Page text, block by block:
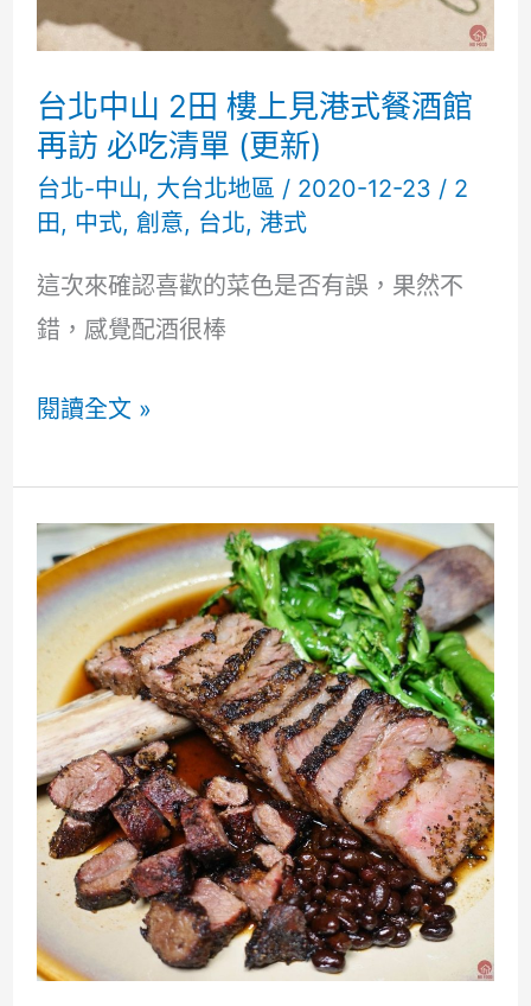
台北中山 2田 樓上見港式餐酒館
再訪 必吃清單 (更新)
台北-中山, 大台北地區 / 2020-12-23 / 2
田 , 中式, 創意, 台北, 港式
這次來確認喜歡的菜色是否有誤，果然不
錯，感覺配酒很棒
台
中
山
2
田
上
見
港
式
餐
酒
館
閱讀全文 »